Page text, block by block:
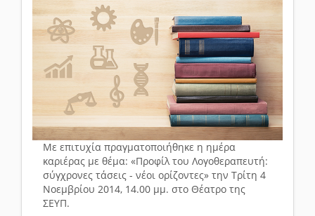
Με επιτυχία πραγματοποιήθηκε η ημέρα
καριέρας με θέμα: «Προφίλ του Λογοθεραπευτή:
σύγχρονες τάσεις - νέοι ορίζοντες» την Τρίτη 4
Νοεμβρίου 2014, 14.00 μμ. στο Θέατρο της
ΣΕΥΠ.